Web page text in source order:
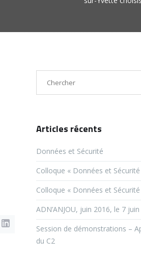
Articles récents
Données et Sécurité
Colloque « Données et Sécurité
Colloque « Données et
ADN’ANJOU, juin 2016, le 7
Session de démonstrations –
du C2